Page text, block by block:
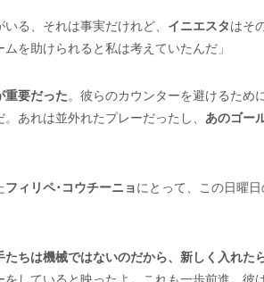
る、それは事実だけれど、 イニエスタはそ
を助けられると私は考えていたんだ」
重要だった。彼らのカウンターを避けるために
あれは並外れたプレーだったし、 あのゴー
フィリペ･コウチーニョにとって、この日曜
たちは機械ではないのだから、新しく入れた
していると映ったよ。これも一歩前進。彼